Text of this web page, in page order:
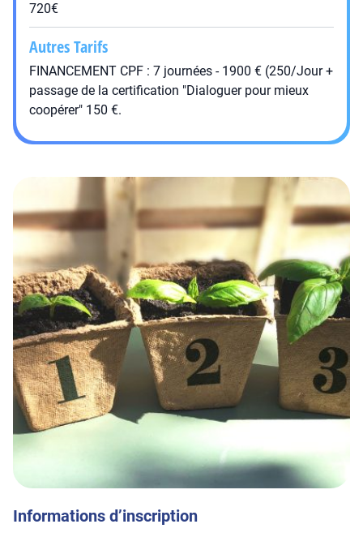
720€
Autres Tarifs
FINANCEMENT CPF : 7 journées - 1900 € (250/Jour +
passage de la certification "Dialoguer pour mieux
coopérer" 150 €.
Informations d’inscription